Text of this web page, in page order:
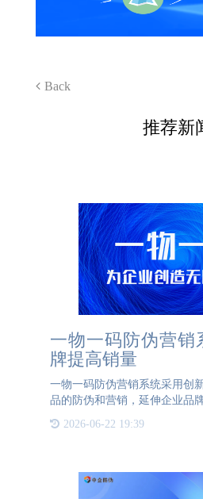
Back
推荐新
一物一码防伪营销
牌提高销量
一物一码防伪营销系统采用创
品的防伪和营销，延伸企业品
码防伪营销系统连接品牌与消
2026-06-22 19:39